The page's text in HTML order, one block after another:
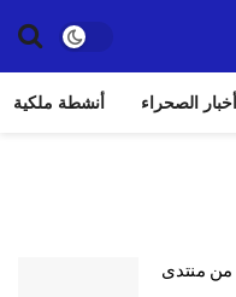
أخبار الصحراء أنشطة ملكية
من منتدى